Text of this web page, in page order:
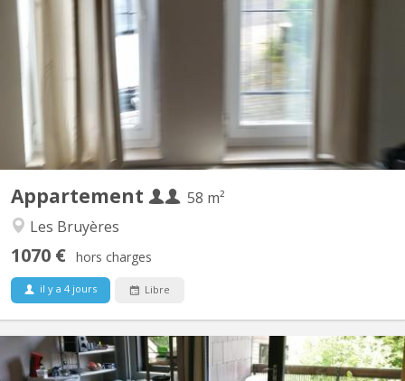
Appartement
58 m²
Les Bruyères
1070 € hors charges
il y a 4 jours Libre
Appartement tout confort aux Bruyères composé de : - Grande
chambre séparée et une autre pièce/bureau ou ch. avec meubles
à disposition. - Salon et Sam meublés, - WC séparé avec lave-
mains, tablette et miroir - Cuisine équipée avec grand four
électrique, 4 taques électrique Indiction, frigo,...
KV 1793